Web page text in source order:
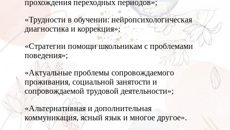
прохождения переходных периодов»;
«Трудности в обучении: нейропсихологическая
диагностика и коррекция»;
«Стратегии помощи школьникам с проблемами
поведения»;
«Актуальные проблемы сопровождаемого
проживания, социальной занятости и
сопровождаемой трудовой деятельности»;
«Альтернативная и дополнительная
коммуникация, ясный язык и многое другое».